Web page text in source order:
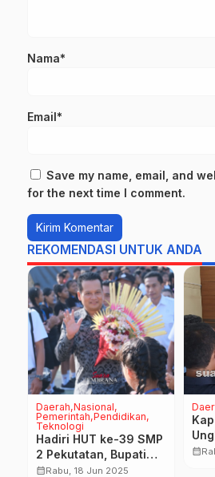
Nama*
Email*
Save my name, email, and
for the next time I comment.
REKOMENDASI UNTUK ANDA
Daerah Nasional
Pemerintah Pendidikan
Teknologi
Hadiri HUT ke-39 SMP
2 Pekutatan, Bupati
Tantang Optimalkan
calendar_monthRabu, 18 Jun 2025
calendar_month